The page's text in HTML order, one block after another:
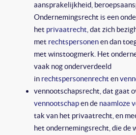
aansprakelijkheid,
Ondernemingsrecht is een
het privaatrecht , dat zich
met rechtspersonenen dan
met winstoogmerk. Het
vaak nog onderverdeeld
in rechtspersonenrecht en
vennootschapsrecht, dat gaat
vennootschapen de naamloze
tak van het privaatrecht, en
het ondernemingsrecht, die de